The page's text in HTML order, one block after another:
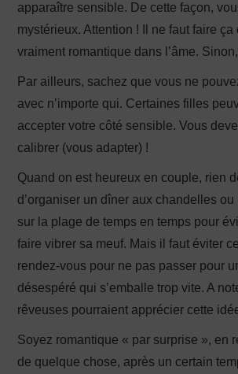
apparaître sensible. De cette façon,
mystérieux. Attention ! Il ne faut faire ça
vraiment romantique dans l’âme.
Par ailleurs, sachez que vous ne
avec n’importe qui. Certaines filles
accepter votre côté sensible. Vous
calibrer (vous adapter) !
Quand on est heureux en couple, rien
d’organiser un dîner aux chandelles
sur la plage de temps en temps pour
faire vibrer sa meuf. Mais il faut éviter
rendez-vous pour ne pas passer pour
désespéré qui s’emballe trop vite. A
rêveuses pourraient apprécier cette
Soyez romantique « par surprise », en
de quelque chose, après un certain